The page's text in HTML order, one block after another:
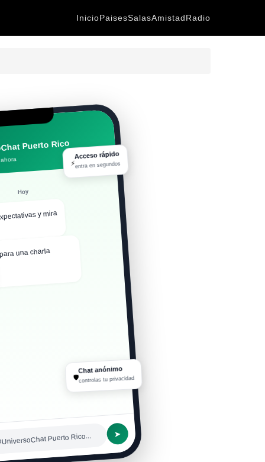
InicioPaisesSalasAmistadRadio
Puerto Rico
Hoy
y mira
una charla
Puerto Rico... ➤
⚡
Acceso rápido
entra en segundos
🛡
Chat anónimo
controlas tu privacidad